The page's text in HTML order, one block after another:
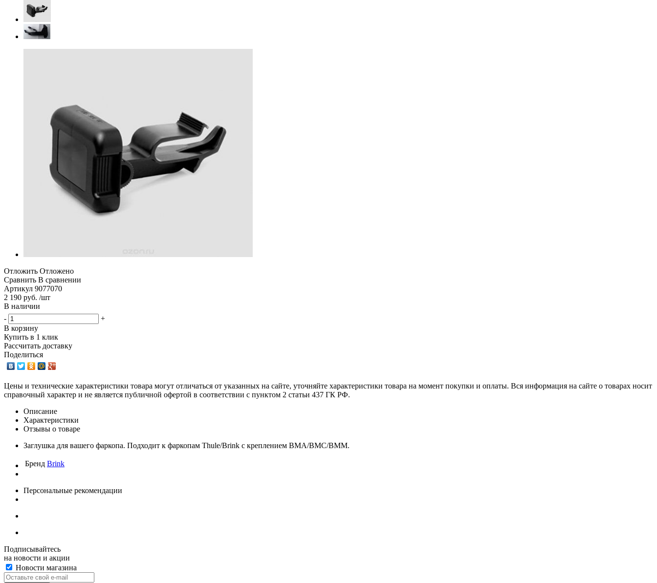
Отложить Отложено
Сравнить В сравнении
Артикул 9077070
2 190 руб. /шт
В наличии
-
+
В корзину
Купить в 1 клик
Рассчитать доставку
Поделиться
Цены и технические характеристики товара могут отличаться от указанных на сайте, уточняйте характеристики товара на момент покупки и оплаты. Вся информация на сайте о товарах носит
справочный характер и не является публичной офертой в соответствии с пунктом 2 статьи 437 ГК РФ.
Описание
Характеристики
Отзывы о товаре
Заглушка для вашего фаркопа. Подходит к фаркопам Thule/Brink с креплением BMA/BMC/BMM.
Бренд Brink
Персональные рекомендации
Подписывайтесь
на новости и акции
Новости магазина